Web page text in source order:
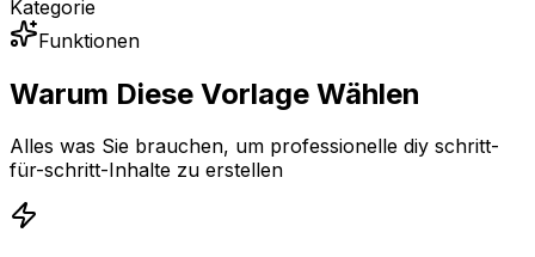
Kategorie
Funktionen
Warum Diese Vorlage Wählen
Alles was Sie brauchen, um professionelle diy schritt-
für-schritt-Inhalte zu erstellen